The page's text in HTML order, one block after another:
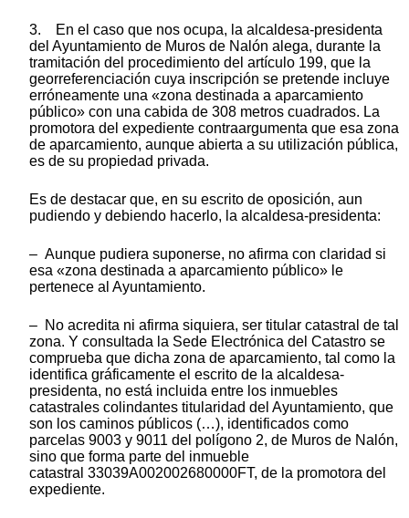
3. En el caso que nos ocupa, la alcaldesa-presidenta
del Ayuntamiento de Muros de Nalón alega, durante la
tramitación del procedimiento del artículo 199, que la
georreferenciación cuya inscripción se pretende incluye
erróneamente una «zona destinada a aparcamiento
público» con una cabida de 308 metros cuadrados. La
promotora del expediente contraargumenta que esa zona
de aparcamiento, aunque abierta a su utilización pública,
es de su propiedad privada.
Es de destacar que, en su escrito de oposición, aun
pudiendo y debiendo hacerlo, la alcaldesa-presidenta:
– Aunque pudiera suponerse, no afirma con claridad si
esa «zona destinada a aparcamiento público» le
pertenece al Ayuntamiento.
– No acredita ni afirma siquiera, ser titular catastral de tal
zona. Y consultada la Sede Electrónica del Catastro se
comprueba que dicha zona de aparcamiento, tal como la
identifica gráficamente el escrito de la alcaldesa-
presidenta, no está incluida entre los inmuebles
catastrales colindantes titularidad del Ayuntamiento, que
son los caminos públicos (…), identificados como
parcelas 9003 y 9011 del polígono 2, de Muros de Nalón,
sino que forma parte del inmueble
catastral 33039A002002680000FT, de la promotora del
expediente.